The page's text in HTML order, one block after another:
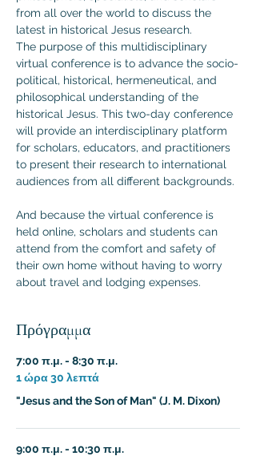
from all over the world to discuss the
latest in historical Jesus research.
The purpose of this multidisciplinary
virtual conference is to advance the socio-
political, historical, hermeneutical, and
philosophical understanding of the
historical Jesus. This two-day conference
will provide an interdisciplinary platform
for scholars, educators, and practitioners
to present their research to international
audiences from all different backgrounds.
And because the virtual conference is
held online, scholars and students can
attend from the comfort and safety of
their own home without having to worry
about travel and lodging expenses.
Πρόγραμμα
7:00 π.μ. - 8:30 π.μ.
1 ώρα 30 λεπτά
"Jesus and the Son of Man" (J. M. Dixon)
9:00 π.μ. - 10:30 π.μ.